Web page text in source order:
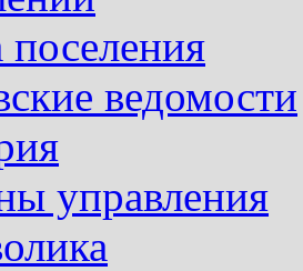
поселения
ведомости
управления